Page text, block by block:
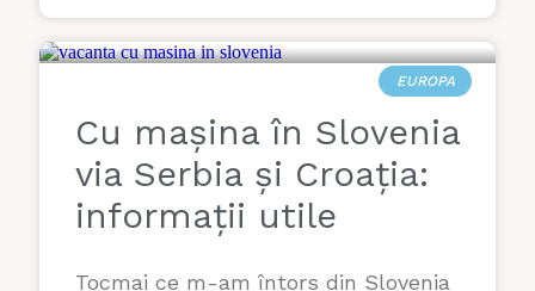
EUROPA
Cu mașina în Slovenia
via Serbia și Croația:
informații utile
Tocmai ce m-am întors din Slovenia